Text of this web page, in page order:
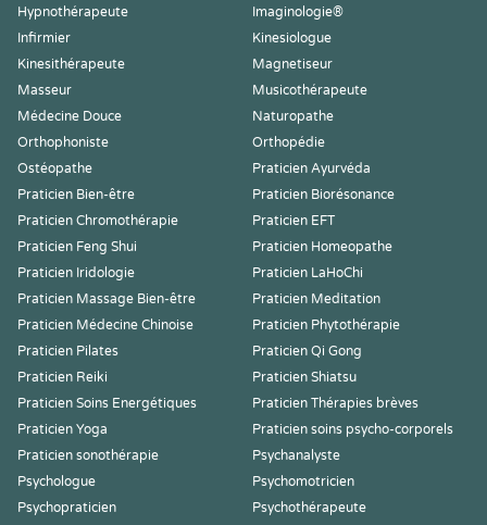
Hypnothérapeute
Imaginologie®
Infirmier
Kinesiologue
Kinesithérapeute
Magnetiseur
Masseur
Musicothérapeute
Médecine Douce
Naturopathe
Orthophoniste
Orthopédie
Ostéopathe
Praticien Ayurvéda
Praticien Bien-être
Praticien Biorésonance
Praticien Chromothérapie
Praticien EFT
Praticien Feng Shui
Praticien Homeopathe
Praticien Iridologie
Praticien LaHoChi
Praticien Massage Bien-être
Praticien Meditation
Praticien Médecine Chinoise
Praticien Phytothérapie
Praticien Pilates
Praticien Qi Gong
Praticien Reiki
Praticien Shiatsu
Praticien Soins Energétiques
Praticien Thérapies brèves
Praticien Yoga
Praticien soins psycho-corporels
Praticien sonothérapie
Psychanalyste
Psychologue
Psychomotricien
Psychopraticien
Psychothérapeute